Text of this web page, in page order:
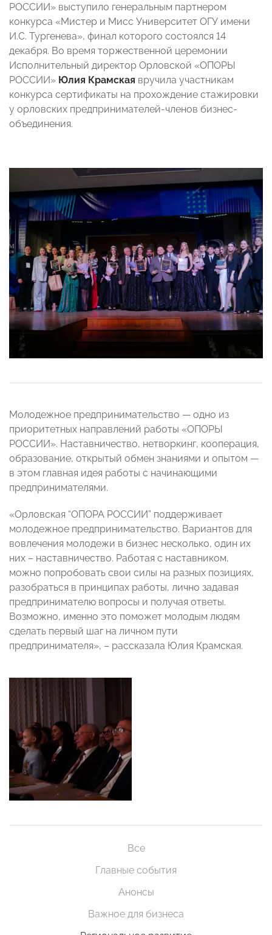
РОССИИ» выступило генеральным партнером
конкурса «Мистер и Мисс Университет ОГУ имени
И.С. Тургенева», финал которого состоялся 14
декабря. Во время торжественной церемонии
Исполнительный директор Орловской «ОПОРЫ
РОССИИ» Юлия Крамская вручила участникам
конкурса сертификаты на прохождение стажировки
у орловских предпринимателей-членов бизнес-
объединения.
Молодежное предпринимательство — одно из
приоритетных направлений работы «ОПОРЫ
РОССИИ». Наставничество, нетворкинг, кооперация,
образование, открытый обмен знаниями и опытом —
в этом главная идея работы с начинающими
предпринимателями.
«Орловская “ОПОРА РОССИИ” поддерживает
молодежное предпринимательство. Вариантов для
вовлечения молодежи в бизнес несколько, один их
них – наставничество. Работая с наставником,
можно попробовать свои силы на разных позициях,
разобраться в принципах работы, лично задавая
предпринимателю вопросы и получая ответы.
Возможно, именно это поможет молодым людям
сделать первый шаг на личном пути
предпринимателя», – рассказала Юлия Крамская.
Все
Главные события
Анонсы
Важное для бизнеса